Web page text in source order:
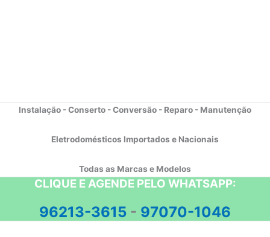
Instalação - Conserto - Conversão - Reparo - Manutenção
Eletrodomésticos Importados e Nacionais
Todas as Marcas e Modelos
CLIQUE E AGENDE PELO WHATSAPP:
96213-3615 - 97070-1046